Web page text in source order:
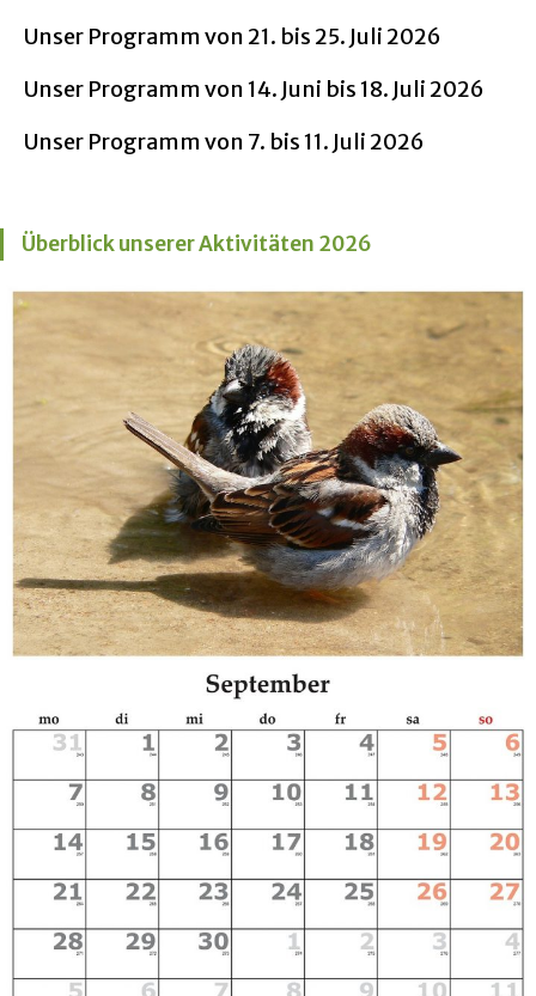
Unser Programm von 21. bis 25. Juli 2026
Unser Programm von 14. Juni bis 18. Juli 2026
Unser Programm von 7. bis 11. Juli 2026
Überblick unserer Aktivitäten 2026